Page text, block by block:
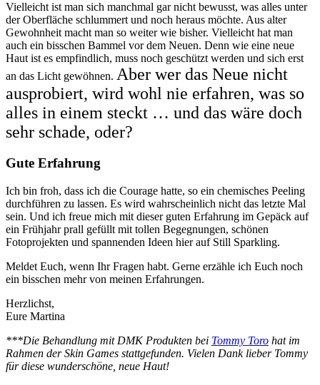
Vielleicht ist man sich manchmal gar nicht bewusst, was alles unter
der Oberfläche schlummert und noch heraus möchte. Aus alter
Gewohnheit macht man so weiter wie bisher. Vielleicht hat man
auch ein bisschen Bammel vor dem Neuen. Denn wie eine neue
Haut ist es empfindlich, muss noch geschützt werden und sich erst
an das Licht gewöhnen. Aber wer das Neue nicht
ausprobiert, wird wohl nie erfahren, was so
alles in einem steckt … und das wäre doch
sehr schade, oder?
Gute Erfahrung
Ich bin froh, dass ich die Courage hatte, so ein chemisches Peeling
durchführen zu lassen. Es wird wahrscheinlich nicht das letzte Mal
sein. Und ich freue mich mit dieser guten Erfahrung im Gepäck auf
ein Frühjahr prall gefüllt mit tollen Begegnungen, schönen
Fotoprojekten und spannenden Ideen hier auf Still Sparkling.
Meldet Euch, wenn Ihr Fragen habt. Gerne erzähle ich Euch noch
ein bisschen mehr von meinen Erfahrungen.
Herzlichst,
Eure Martina
***Die Behandlung mit DMK Produkten bei Tommy Toro hat im
Rahmen der Skin Games stattgefunden. Vielen Dank lieber Tommy
für diese wunderschöne, neue Haut!